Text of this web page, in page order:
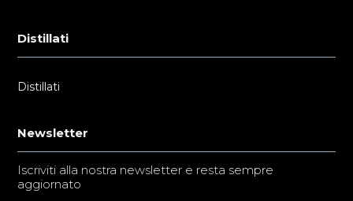
Distillati
Distillati
Newsletter
Iscriviti alla nostra newsletter e resta sempre
aggiornato